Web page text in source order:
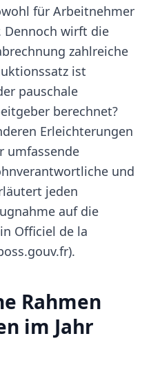
für Arbeitnehmer
Dennoch wirft die
zahlreiche
ist
pauschale
berechnet?
Erleichterungen
umfassende
und
jeden
auf die
Officiel de la
Rahmen
im Jahr